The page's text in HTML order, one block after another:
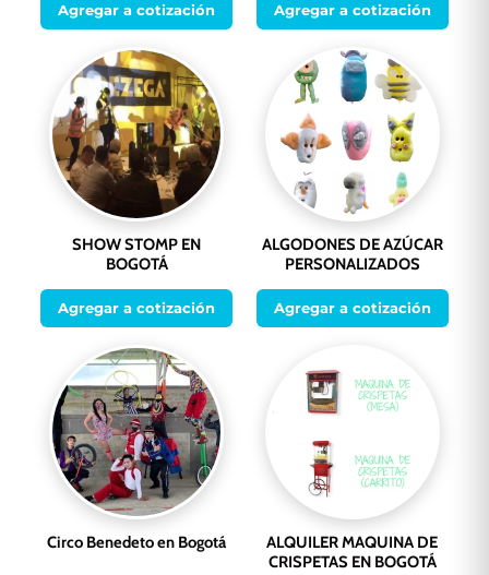
Agregar a cotización Agregar a cotización
SHOW STOMP EN
BOGOTÁ
Agregar a cotización
ALGODONES DE AZÚCAR
PERSONALIZADOS
Agregar a cotización
Circo Benedeto en Bogotá
ALQUILER MAQUINA DE
CRISPETAS EN BOGOTÁ